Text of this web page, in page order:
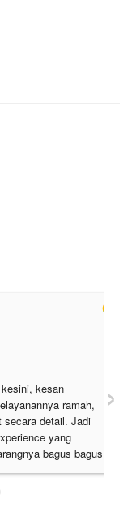
kesan
ramah,
detail. Jadi
yang
bagus bagus
›